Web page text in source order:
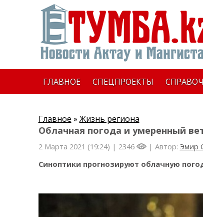
ГЛАВНОЕ СПЕЦПРОЕКТЫ
Главное » Жизнь региона
Облачная погода и умеренный
2 Марта 2021 (19:24) | 2346 | Автор: Эмир
Синоптики прогнозируют облачную